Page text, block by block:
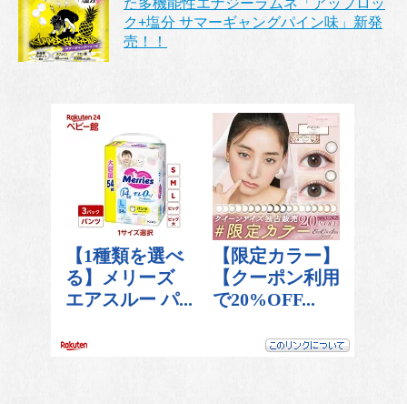
ク+塩分 サマーギャングパイン味」新発
売！！